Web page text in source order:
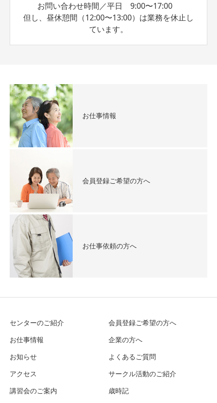
お問い合わせ時間／平日 9:00〜17:00
但し、昼休憩間（12:00〜13:00）は業務を休止し
ています。
お仕事情報
会員登録ご希望の方へ
お仕事依頼の方へ
センターのご紹介
会員登録ご希望の方へ
お仕事情報
企業の方へ
お知らせ
よくあるご質問
アクセス
サークル活動のご紹介
講習会のご案内
歳時記